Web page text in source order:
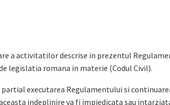
a activitatilor descrise in prezentul
legislatia romana in materie (Codul Civil).
executarea Regulamentului si
indeplinire va fi impiedicata sau